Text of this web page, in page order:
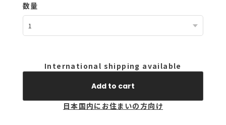
数量
International shipping available
Add to cart
日本国内にお住まいの方向け